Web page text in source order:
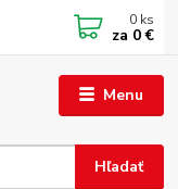
Menu
Hľadať
0 ks
za 0 €